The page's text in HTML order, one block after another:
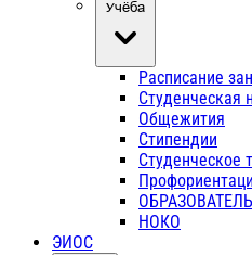
Учёба
Расписание
Студенческая
Общежития
Стипендии
Студенческое
НОКО
ЭИОС